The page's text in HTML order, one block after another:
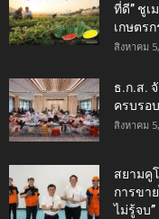
ที่ดี” ชูเ
เกษตรก
สิงหาคม
ธ.ก.ส.
ครบรอ
สิงหาคม
สยามคู
การขา
ไม่รู้จบ